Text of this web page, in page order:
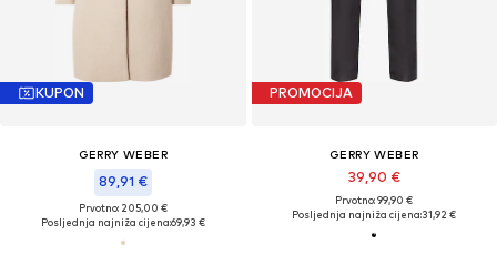
KUPON
GERRY WEBER
89,91 €
Prvotno: 205,00 €
Posljednja najniža cijena:69,93 €
PROMOCIJA
GERRY WEBER
39,90 €
Prvotno: 99,90 €
Posljednja najniža cijena:31,92 €